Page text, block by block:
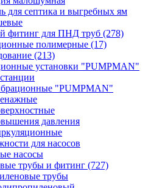
для септика и выгребных ям
фитинг для ПНД труб (278)
полимерные (17)
(213)
установки "PUMPMAN"
"PUMPMAN"
давления
для насосов
насосы
трубы и фитинг (727)
трубы